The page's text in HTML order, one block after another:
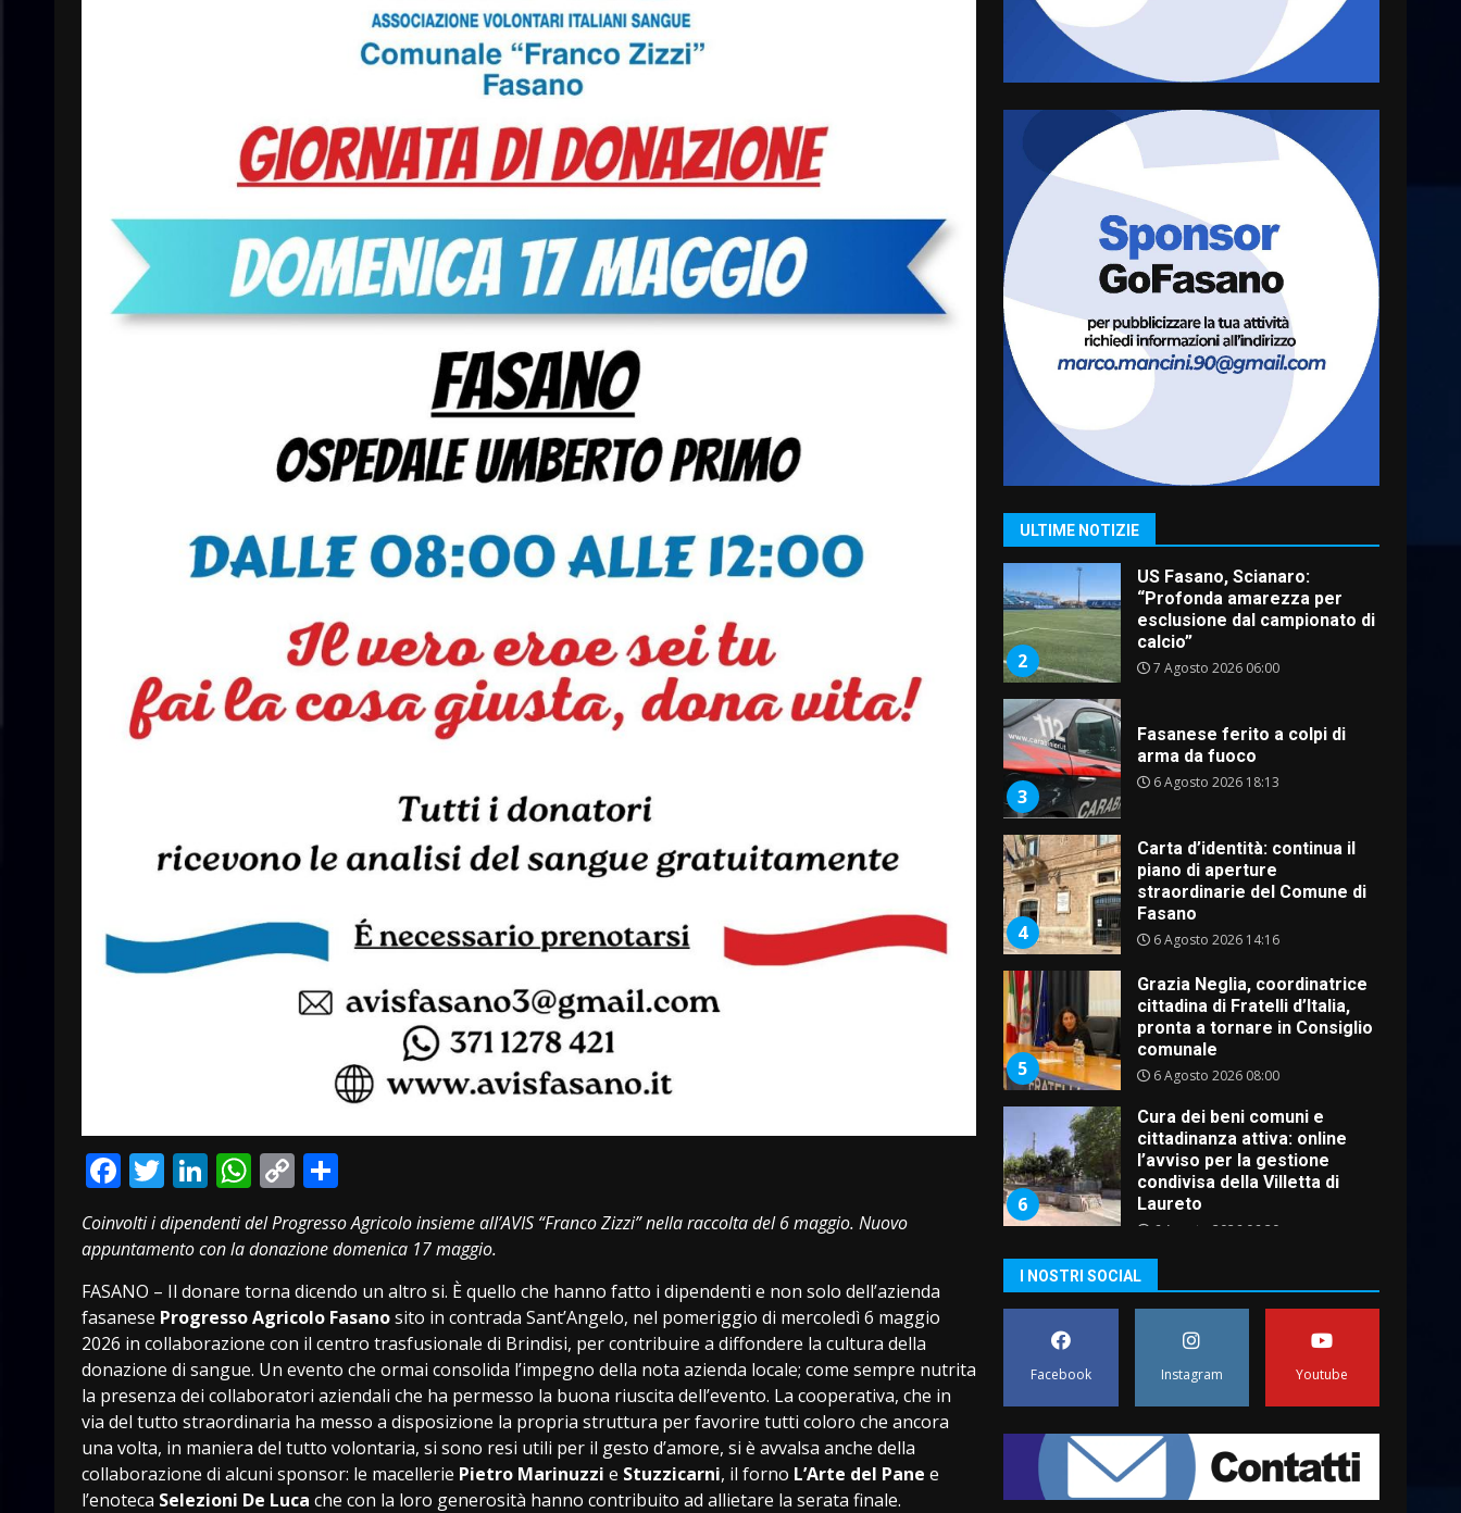
Facebook
Twitter
LinkedIn
WhatsApp
Copy
Link
Coinvolti i dipendenti del Progresso Agricolo insieme all’AVIS “Franco Zizzi” nella raccolta del 6 maggio. Nuovo
appuntamento con la donazione domenica 17 maggio.
FASANO – Il donare torna dicendo un altro si. È quello che hanno fatto i dipendenti e non solo dell’azienda
fasanese Progresso Agricolo Fasanosito in contrada Sant’Angelo, nel pomeriggio di mercoledì 6 maggio
2026 in collaborazione con il centro trasfusionale di Brindisi, per contribuire a diffondere la cultura della
donazione di sangue. Un evento che ormai consolida l’impegno della nota azienda locale; come sempre nutrita
la presenza dei collaboratori aziendali che ha permesso la buona riuscita dell’evento. La cooperativa, che in
via del tutto straordinaria ha messo a disposizione la propria struttura per favorire tutti coloro che ancora
una volta, in maniera del tutto volontaria, si sono resi utili per il gesto d’amore, si è avvalsa anche della
collaborazione di alcuni sponsor: le macellerie Pietro Marinuzzi e Stuzzicarni, il forno L’Arte del Pane e
l’enoteca Selezioni De Luca che con la loro generosità hanno contribuito ad allietare la serata finale.
ULTIME NOTIZIE
5
Grazia Neglia, coordinatrice
cittadina di Fratelli d’Italia,
pronta a tornare in Consiglio
6 Agosto 2026 08:00
Cura dei beni comuni e
cittadinanza attiva: online
l’avviso per la gestione
condivisa della Villetta di
Laureto
6 Agosto 2026 06:20
7
La magia del Minareto e la
prima assoluta de “L’Albergo
Belvedere. Il rapimento”
6 Agosto 2026 06:15
1
“I Contestatori: Musica di
Rivoluzione”: nuovo
appuntamento con “Fasano in
2
US Fasano, Scianaro:
“Profonda amarezza per
esclusione dal campionato di
calcio”
7 Agosto 2026 06:00
3
Fasanese ferito a colpi di
arma da fuoco
6 Agosto 2026 18:13
4
Carta d’identità: continua il
piano di aperture
straordinarie del Comune di
Fasano
6 Agosto 2026 14:16
5
Grazia Neglia, coordinatrice
cittadina di Fratelli d’Italia,
pronta a tornare in Consiglio
comunale
6 Agosto 2026 08:00
6
Cura dei beni comuni e
cittadinanza attiva: online
l’avviso per la gestione
condivisa della Villetta di
Laureto
6 Agosto 2026 06:20
prima assoluta de “L’Albergo
Belvedere. Il rapimento”
6 Agosto 2026 06:15
appuntamento con “Fasano in
Banda”
7 Agosto 2026 06:05
I NOSTRI SOCIAL
Facebook Instagram Youtube